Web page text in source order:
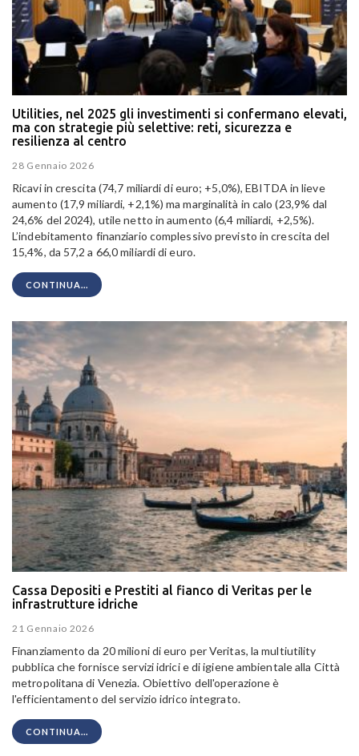
Utilities, nel 2025 gli investimenti si confermano elevati,
ma con strategie più selettive: reti, sicurezza e
resilienza al centro
28 Gennaio 2026
Ricavi in crescita (74,7 miliardi di euro; +5,0%), EBITDA in lieve
aumento (17,9 miliardi, +2,1%) ma marginalità in calo (23,9% dal
24,6% del 2024), utile netto in aumento (6,4 miliardi, +2,5%).
L’indebitamento finanziario complessivo previsto in crescita del
15,4%, da 57,2 a 66,0 miliardi di euro.
CONTINUA...
Cassa Depositi e Prestiti al fianco di Veritas per le
infrastrutture idriche
21 Gennaio 2026
Finanziamento da 20 milioni di euro per Veritas, la multiutility
pubblica che fornisce servizi idrici e di igiene ambientale alla Città
metropolitana di Venezia. Obiettivo dell'operazione è
l'efficientamento del servizio idrico integrato.
CONTINUA...